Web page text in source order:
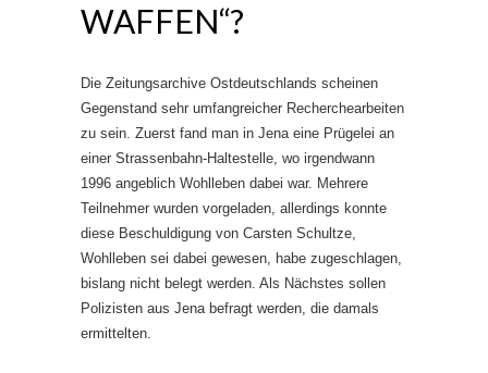
WAFFEN“?
Die Zeitungsarchive Ostdeutschlands scheinen
Gegenstand sehr umfangreicher Recherchearbeiten
zu sein. Zuerst fand man in Jena eine Prügelei an
einer Strassenbahn-Haltestelle, wo irgendwann
1996 angeblich Wohlleben dabei war. Mehrere
Teilnehmer wurden vorgeladen, allerdings konnte
diese Beschuldigung von Carsten Schultze,
Wohlleben sei dabei gewesen, habe zugeschlagen,
bislang nicht belegt werden. Als Nächstes sollen
Polizisten aus Jena befragt werden, die damals
ermittelten.